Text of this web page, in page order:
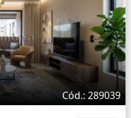
Cód.: 289039